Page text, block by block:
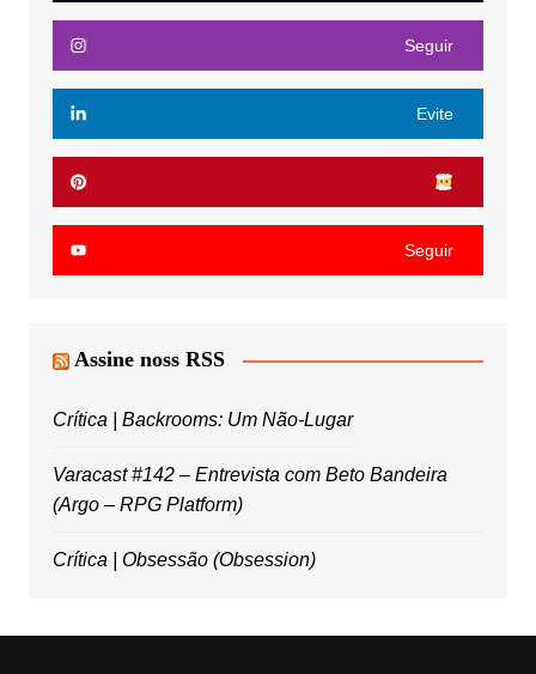
Seguir
Evite
Seguir
Assine noss RSS
Crítica | Backrooms: Um Não-Lugar
Varacast #142 – Entrevista com Beto Bandeira
(Argo – RPG Platform)
Crítica | Obsessão (Obsession)